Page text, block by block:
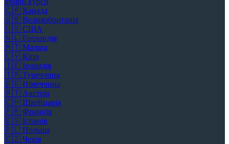
🇨🇦 Канада
🇬🇧 Великобританія
🇺🇸 США
🇳🇱 Голландія
🇲🇹 Мальта
🇨🇾 Кіпр
🇮🇪 Ірландія
🇹🇷 Туреччина
🇩🇪 Німеччина
🇦🇹 Австрія
🇨🇭 Швейцарія
🇫🇷 Франція
🇪🇸 Іспанія
🇵🇱 Польща
🇨🇿 Чехія